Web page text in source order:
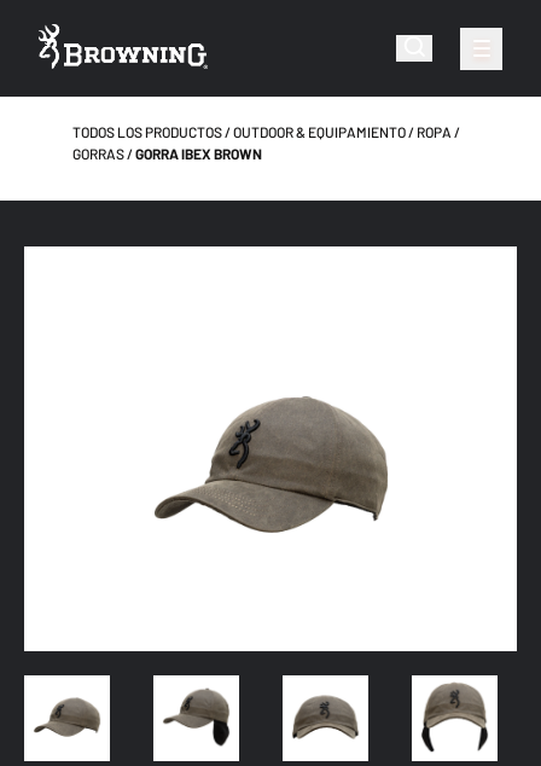
TODOS LOS PRODUCTOS OUTDOOR & EQUIPAMIENTO
ROPA
GORRAS
GORRA IBEX BROWN